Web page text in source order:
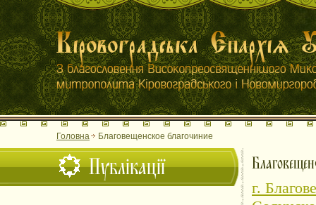
Головна Благовещенское благочиние
Публікації
г.